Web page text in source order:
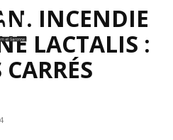
INCENDIE
LACTALIS :